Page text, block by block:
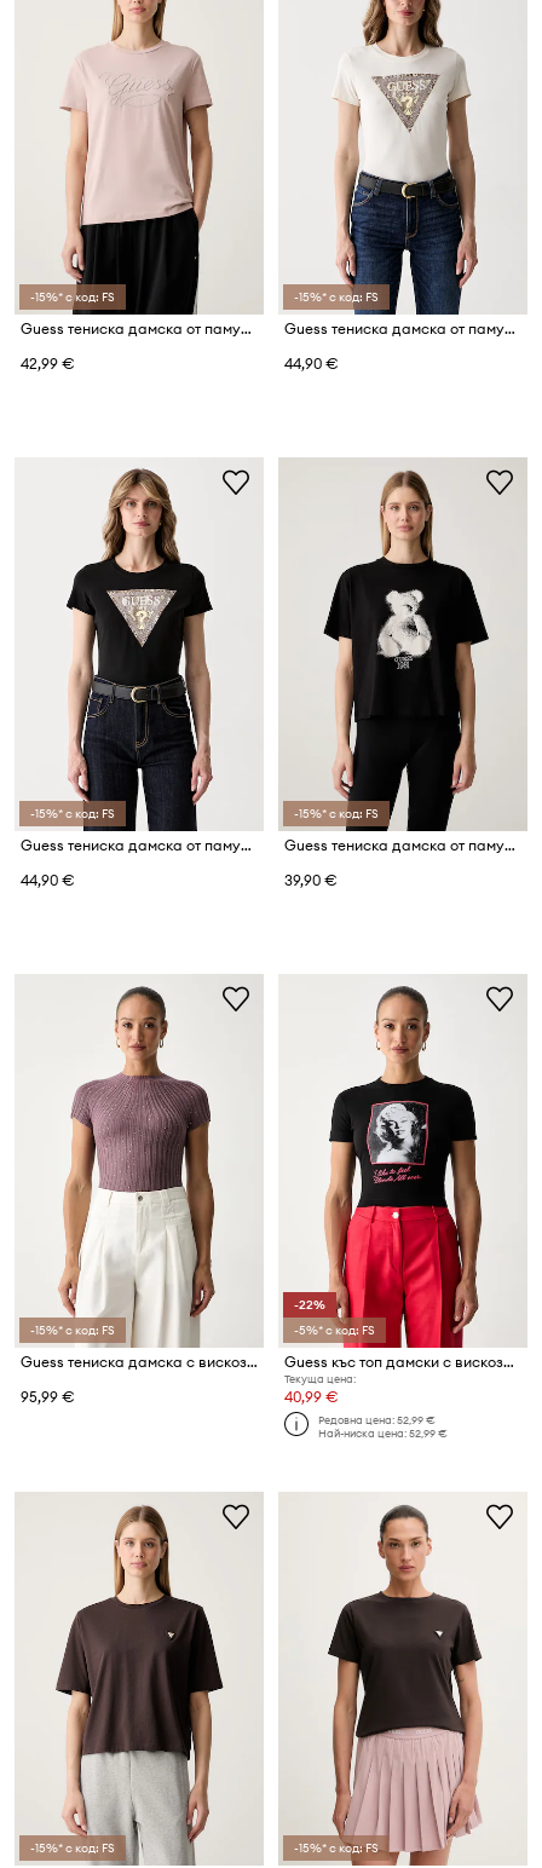
-15%* с код: FS
Guess тениска дамска от памук SYRMA
42,99 €
-15%* с код: FS
Guess тениска дамска от памук с еластан
44,90 €
-15%* с код: FS
Guess тениска дамска от памук с еластан
44,90 €
-15%* с код: FS
Guess тениска дамска от памук BEAR
39,90 €
-15%* с код: FS
Guess тениска дамска с вискоза
95,99 €
-22%
-5%* с код: FS
Guess къс топ дамски с вискоза MARILYN MONROE
Текуща цена:
40,99 €
Редовна цена:52,99 €
Най-ниска цена:52,99 €
-15%* с код: FS -15%* с код: FS